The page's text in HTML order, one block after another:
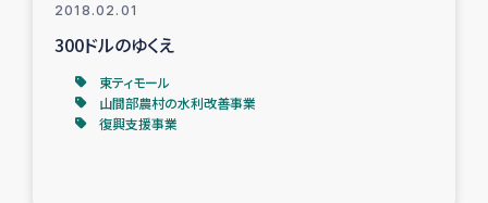
令和6年能登半島地震 緊急支援
2018.02.01
300ドルのゆくえ
東ティモール
山間部農村の水利改善事業
復興支援事業